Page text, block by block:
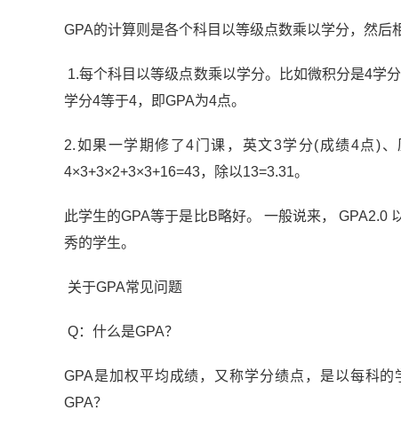
GPA的计算则是各个科目以等级点数乘以学分，然后
1.每个科目以等级点数乘以学分。比如微积分是4学
学分4等于4，即GPA为4点。
2.如果一学期修了4门课，英文3学分(成绩4点)
4×3+3×2+3×3+16=43，除以13=3.31。
此学生的GPA等于是比B略好。 一般说来， GPA2.0
秀的学生。
关于GPA常见问题
Q：什么是GPA？
GPA是加权平均成绩，又称学分绩点，是以每科
GPA？